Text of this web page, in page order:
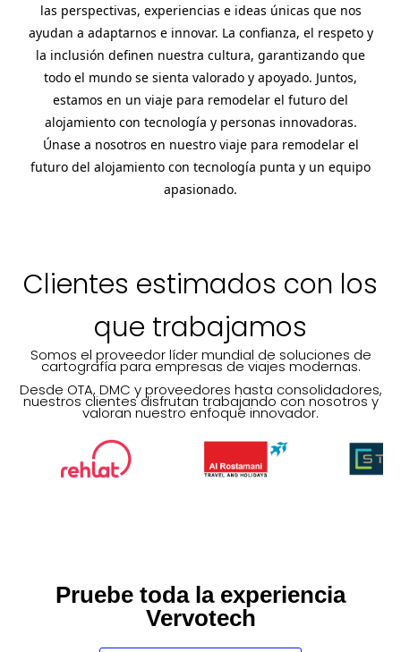
las perspectivas, experiencias e ideas únicas que nos
ayudan a adaptarnos e innovar. La confianza, el respeto y
la inclusión definen nuestra cultura, garantizando que
todo el mundo se sienta valorado y apoyado. Juntos,
estamos en un viaje para remodelar el futuro del
alojamiento con tecnología y personas innovadoras.
Únase a nosotros en nuestro viaje para remodelar el
futuro del alojamiento con tecnología punta y un equipo
apasionado.
Clientes estimados con los
que trabajamos
Somos el proveedor líder mundial de soluciones de
cartografía para empresas de viajes modernas.
Desde OTA, DMC y proveedores hasta consolidadores,
nuestros clientes disfrutan trabajando con nosotros y
valoran nuestro enfoque innovador.
Pruebe toda la experiencia
Vervotech